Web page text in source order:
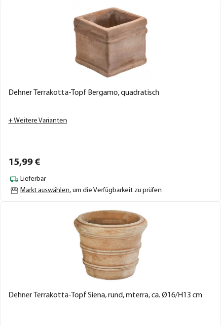
Dehner Terrakotta-Topf Bergamo, quadratisch
+ Weitere Varianten
15,99 €
Lieferbar
Markt auswählen, um die Verfügbarkeit zu prüfen
Dehner Terrakotta-Topf Siena, rund, mterra, ca. Ø16/H13 cm